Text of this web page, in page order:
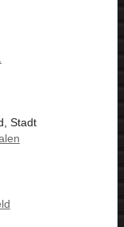
Stadt